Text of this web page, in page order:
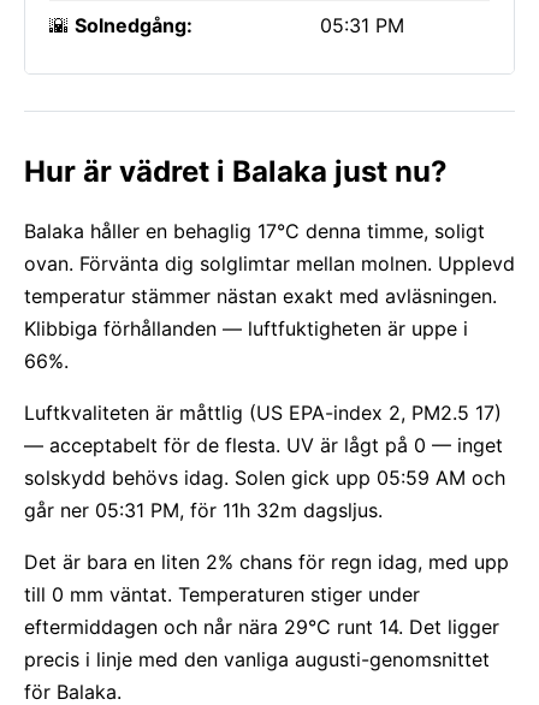
🌇 Solnedgång: 05:31 PM
Hur är vädret i Balaka just nu?
Balaka håller en behaglig 17°C denna timme, soligt
ovan. Förvänta dig solglimtar mellan molnen. Upplevd
temperatur stämmer nästan exakt med avläsningen.
Klibbiga förhållanden — luftfuktigheten är uppe i
66%.
Luftkvaliteten är måttlig (US EPA-index 2, PM2.5 17)
— acceptabelt för de flesta. UV är lågt på 0 — inget
solskydd behövs idag. Solen gick upp 05:59 AM och
går ner 05:31 PM, för 11h 32m dagsljus.
Det är bara en liten 2% chans för regn idag, med upp
till 0 mm väntat. Temperaturen stiger under
eftermiddagen och når nära 29°C runt 14. Det ligger
precis i linje med den vanliga augusti-genomsnittet
för Balaka.